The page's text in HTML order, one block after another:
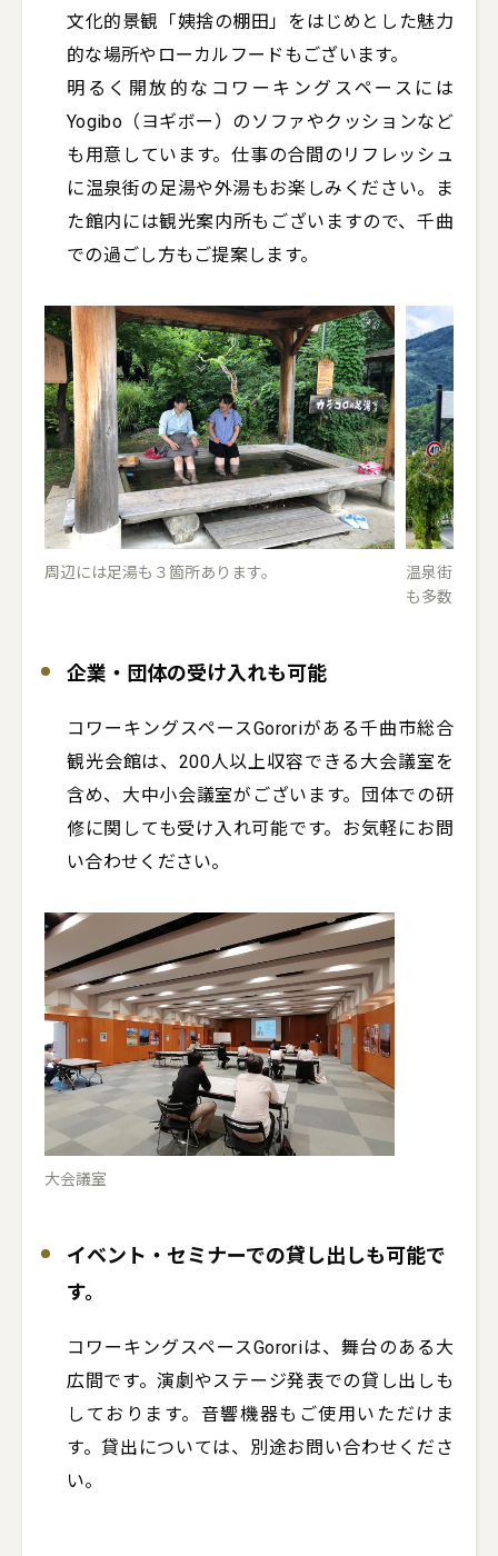
文化的景観「姨捨の棚田」をはじめとした魅力
的な場所やローカルフードもございます。
明るく開放的なコワーキングスペースには
Yogibo（ヨギボー）のソファやクッションなど
も用意しています。仕事の合間のリフレッシュ
に温泉街の足湯や外湯もお楽しみください。ま
た館内には観光案内所もございますので、千曲
での過ごし方もご提案します。
周辺には足湯も３箇所あります。
温泉街には
も多数あり
企業・団体の受け入れも可能
コワーキングスペースGororiがある千曲市総合
観光会館は、200人以上収容できる大会議室を
含め、大中小会議室がございます。団体での研
修に関しても受け入れ可能です。お気軽にお問
い合わせください。
大会議室
イベント・セミナーでの貸し出しも可能で
す。
コワーキングスペースGororiは、舞台のある大
広間です。演劇やステージ発表での貸し出しも
しております。音響機器もご使用いただけま
す。貸出については、別途お問い合わせくださ
い。